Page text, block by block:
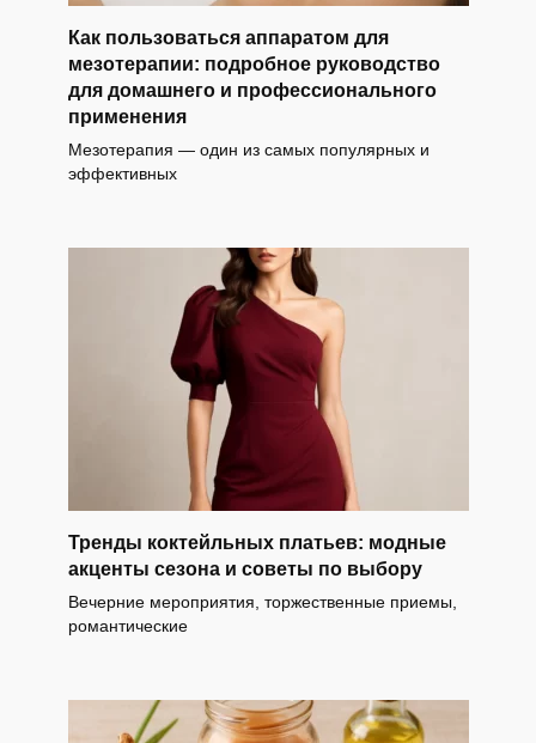
Как пользоваться аппаратом для
мезотерапии: подробное руководство
для домашнего и профессионального
применения
Мезотерапия — один из самых популярных и
эффективных
Тренды коктейльных платьев: модные
акценты сезона и советы по выбору
Вечерние мероприятия, торжественные приемы,
романтические